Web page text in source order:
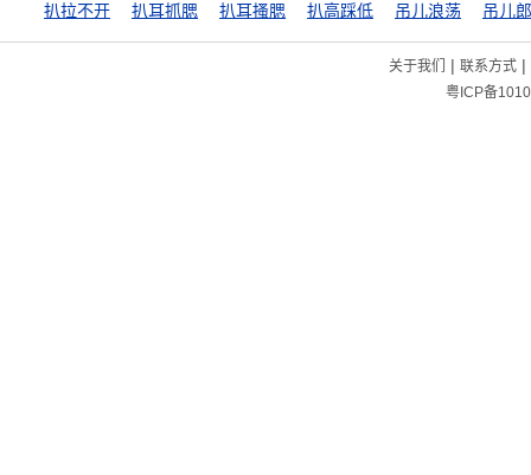
扒拉不开 扒耳抓腮 扒耳搔腮 扒高踩低 吊儿浪荡 吊儿
关于我们 | 联系方式|
粤ICP备